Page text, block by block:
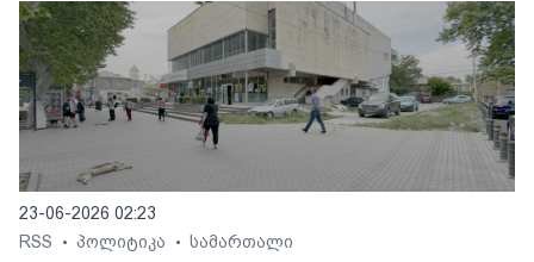
23-06-2026 02:23
RSS
• პოლიტიკა • სამართალი